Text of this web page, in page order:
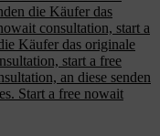
die Käufer das
consultation, start a
Käufer das originale
start a free
an diese senden
Start a free nowait